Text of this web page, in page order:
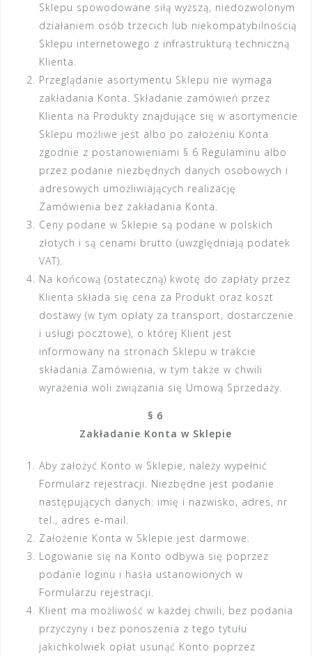
Sklepu spowodowane siłą wyższą, niedozwolonym
działaniem osób trzecich lub niekompatybilnością
Sklepu internetowego z infrastrukturą techniczną
Klienta.
Przeglądanie asortymentu Sklepu nie wymaga
zakładania Konta. Składanie zamówień przez
Klienta na Produkty znajdujące się w asortymencie
Sklepu możliwe jest albo po założeniu Konta
zgodnie z postanowieniami § 6 Regulaminu albo
przez podanie niezbędnych danych osobowych i
adresowych umożliwiających realizację
Zamówienia bez zakładania Konta.
Ceny podane w Sklepie są podane w polskich
złotych i są cenami brutto (uwzględniają podatek
VAT).
Na końcową (ostateczną) kwotę do zapłaty przez
Klienta składa się cena za Produkt oraz koszt
dostawy (w tym opłaty za transport, dostarczenie
i usługi pocztowe), o której Klient jest
informowany na stronach Sklepu w trakcie
składania Zamówienia, w tym także w chwili
wyrażenia woli związania się Umową Sprzedaży.
§ 6
Zakładanie Konta w Sklepie
Aby założyć Konto w Sklepie, należy wypełnić
Formularz rejestracji. Niezbędne jest podanie
następujących danych: imię i nazwisko, adres, nr
tel., adres e-mail.
Założenie Konta w Sklepie jest darmowe.
Logowanie się na Konto odbywa się poprzez
podanie loginu i hasła ustanowionych w
Formularzu rejestracji.
Klient ma możliwość w każdej chwili, bez podania
przyczyny i bez ponoszenia z tego tytułu
jakichkolwiek opłat usunąć Konto poprzez